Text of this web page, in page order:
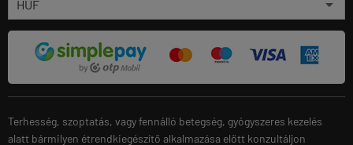
Terhesség, szoptatás, vagy fennálló betegség, gyógyszeres kezelés
alatt bármilyen étrendkiegészítő alkalmazása előtt konzultáljon